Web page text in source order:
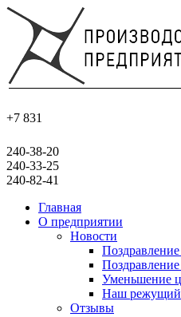
+7 831
240-38-20
240-33-25
240-82-41
Главная
О предприятии
Новости
Уменьшение
Наш режущий
Отзывы